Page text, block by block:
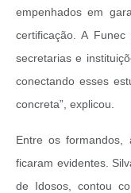
empenhados em
certificação. A
secretarias e
conectando esses
concreta”, explicou.
Entre os formandos,
ficaram evidentes.
de Idosos, contou